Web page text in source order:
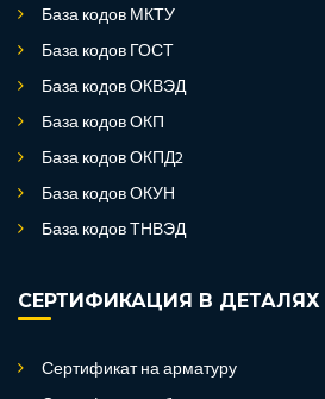
База кодов МКТУ
База кодов ГОСТ
База кодов ОКВЭД
База кодов ОКП
База кодов ОКПД2
База кодов ОКУН
База кодов ТНВЭД
СЕРТИФИКАЦИЯ В ДЕТАЛЯХ
Сертификат на арматуру